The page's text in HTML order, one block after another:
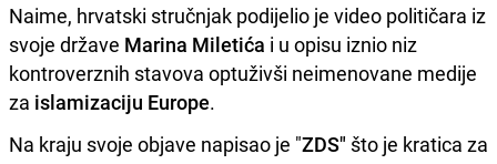
Naime, hrvatski stručnjak podijelio je video političara iz
svoje države Marina Miletića i u opisu iznio niz
kontroverznih stavova optuživši neimenovane medije
za islamizaciju Europe.
Na kraju svoje objave napisao je "ZDS" što je kratica za